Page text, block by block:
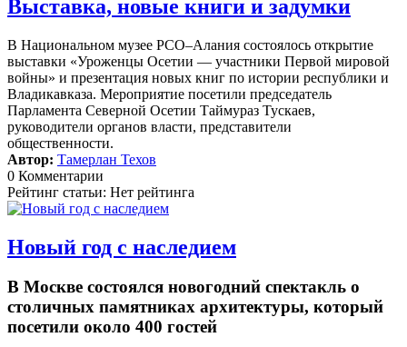
Выставка, новые книги и задумки
В Национальном музее РСО–Алания состоялось открытие
выставки «Уроженцы Осетии — участники Первой мировой
войны» и презентация новых книг по истории республики и
Владикавказа. Мероприятие посетили председатель
Парламента Северной Осетии Таймураз Тускаев,
руководители органов власти, представители
общественности.
Автор: Тамерлан Техов
0 Комментарии
Рейтинг статьи: Нет рейтинга
Новый год с наследием
В Москве состоялся новогодний спектакль о
столичных памятниках архитектуры, который
посетили около 400 гостей